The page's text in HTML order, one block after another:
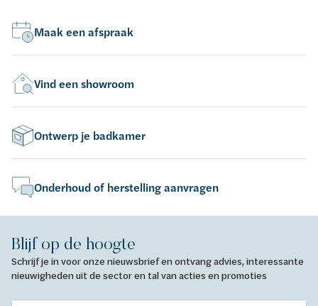
Maak een afspraak
Vind een showroom
Ontwerp je badkamer
Onderhoud of herstelling aanvragen
Blijf op de hoogte
Schrijf je in voor onze nieuwsbrief en ontvang advies, interessante
nieuwigheden uit de sector en tal van acties en promoties